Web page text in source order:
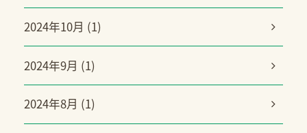
2024年10月 (1)
2024年9月 (1)
2024年8月 (1)